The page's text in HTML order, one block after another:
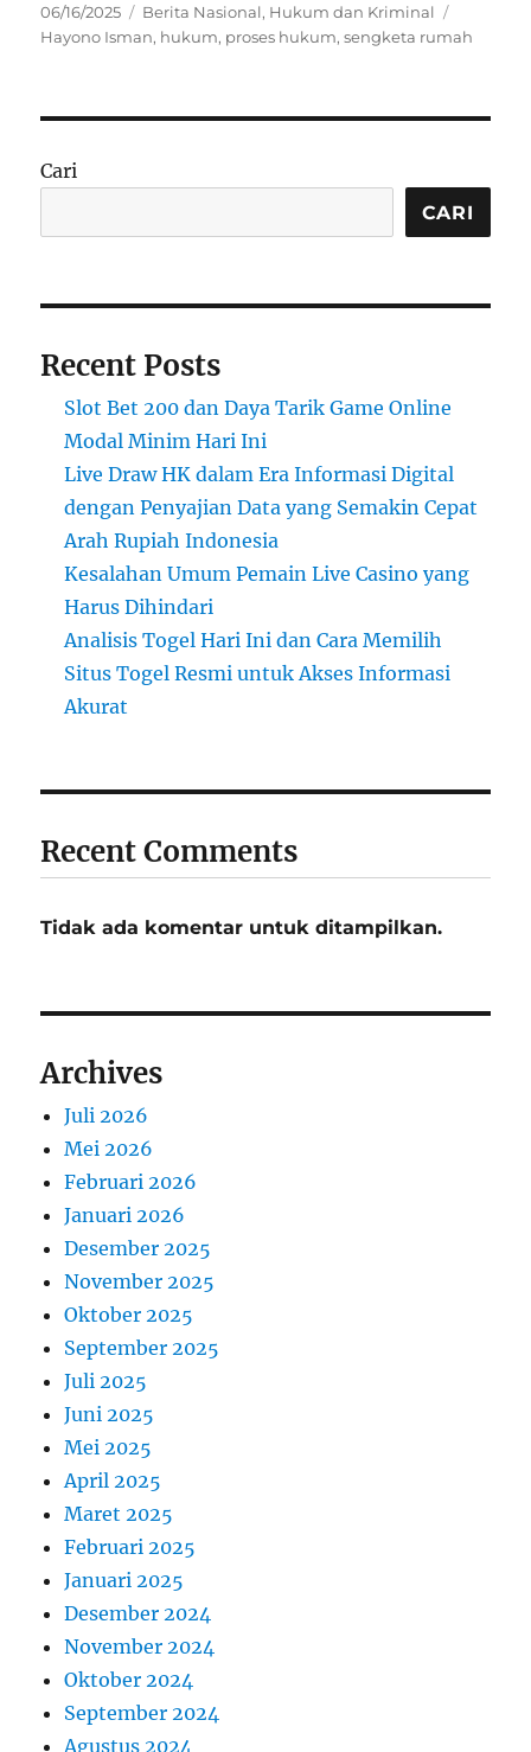
Posted
on
06/16/2025 Categories
Berita Nasional, Hukum dan Kriminal
Hayono Isman, hukum, proses hukum,sengketa rumah
Cari
CARI
Recent Posts
Slot Bet 200 dan Daya Tarik Game Online
Modal Minim Hari Ini
Live Draw HK dalam Era Informasi Digital
dengan Penyajian Data yang Semakin Cepat
Arah Rupiah Indonesia
Kesalahan Umum Pemain Live Casino yang
Harus Dihindari
Analisis Togel Hari Ini dan Cara Memilih
Situs Togel Resmi untuk Akses Informasi
Akurat
Recent Comments
Tidak ada komentar untuk ditampilkan.
Archives
Juli 2026
Mei 2026
Februari 2026
Januari 2026
Desember 2025
November 2025
Oktober 2025
September 2025
Juli 2025
Juni 2025
Mei 2025
April 2025
Maret 2025
Februari 2025
Januari 2025
Desember 2024
November 2024
Oktober 2024
September 2024
Agustus 2024